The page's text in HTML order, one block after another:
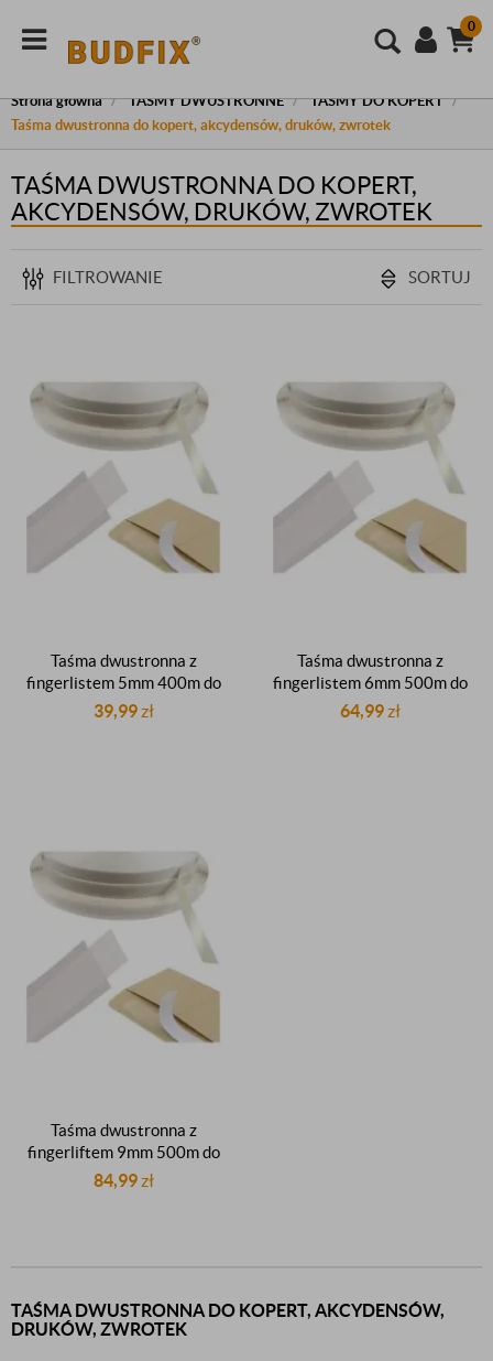
0
Strona główna TAŚMY DWUSTRONNE
TAŚMY DO KOPERT
Taśma dwustronna do kopert, akcydensów, druków, zwrotek
TAŚMA DWUSTRONNA DO KOPERT,
AKCYDENSÓW, DRUKÓW, ZWROTEK
FILTROWANIE SORTUJ
Taśma dwustronna z
fingerlistem 5mm 400m do
zamykania kopert toreb
39,99zł
Taśma dwustronna z
fingerlistem 6mm 500m do
zamykania kopert toreb
64,99zł
Taśma dwustronna z
fingerliftem 9mm 500m do
zamykania kopert toreb
84,99zł
TAŚMA DWUSTRONNA DO KOPERT, AKCYDENSÓW,
DRUKÓW, ZWROTEK